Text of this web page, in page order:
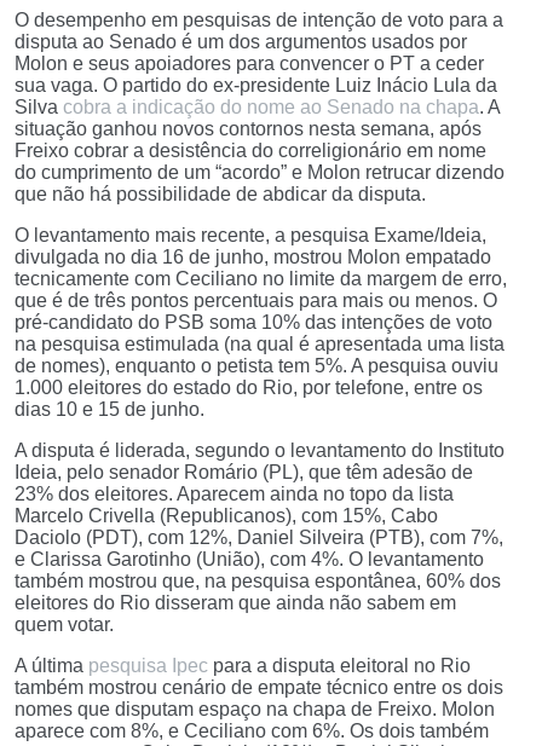
O desempenho em pesquisas de intenção de voto para a
disputa ao Senado é um dos argumentos usados por
Molon e seus apoiadores para convencer o PT a ceder
sua vaga. O partido do ex-presidente Luiz Inácio Lula da
Silva cobra a indicação do nome ao Senado na chapa. A
situação ganhou novos contornos nesta semana, após
Freixo cobrar a desistência do correligionário em nome
do cumprimento de um “acordo” e Molon retrucar dizendo
que não há possibilidade de abdicar da disputa.
O levantamento mais recente, a pesquisa Exame/Ideia,
divulgada no dia 16 de junho, mostrou Molon empatado
tecnicamente com Ceciliano no limite da margem de erro,
que é de três pontos percentuais para mais ou menos. O
pré-candidato do PSB soma 10% das intenções de voto
na pesquisa estimulada (na qual é apresentada uma lista
de nomes), enquanto o petista tem 5%. A pesquisa ouviu
1.000 eleitores do estado do Rio, por telefone, entre os
dias 10 e 15 de junho.
A disputa é liderada, segundo o levantamento do Instituto
Ideia, pelo senador Romário (PL), que têm adesão de
23% dos eleitores. Aparecem ainda no topo da lista
Marcelo Crivella (Republicanos), com 15%, Cabo
Daciolo (PDT), com 12%, Daniel Silveira (PTB), com 7%,
e Clarissa Garotinho (União), com 4%. O levantamento
também mostrou que, na pesquisa espontânea, 60% dos
eleitores do Rio disseram que ainda não sabem em
quem votar.
A última pesquisa Ipec para a disputa eleitoral no Rio
também mostrou cenário de empate técnico entre os dois
nomes que disputam espaço na chapa de Freixo. Molon
aparece com 8%, e Ceciliano com 6%. Os dois também